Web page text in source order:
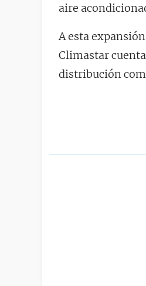
aire
A esta
Climastar
distribución